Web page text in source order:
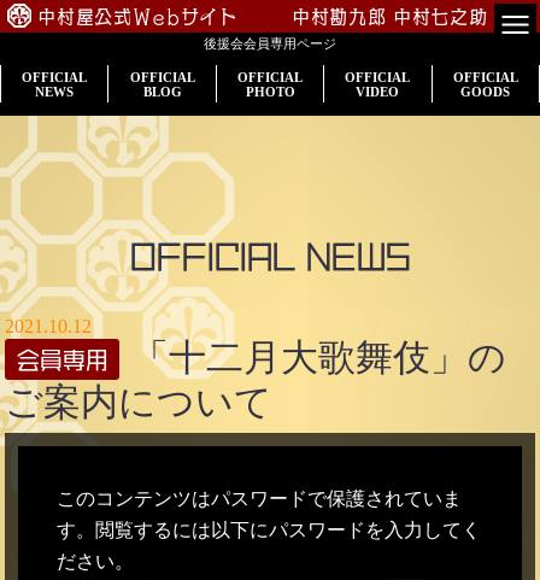
中村屋公式Webサイト 中村勘九郎 中村七之助
会員専用
公演案内
出演情報
入会のご案内
プロフィール
中村屋一門
後援会会員専用ページ
OFFICIAL
NEWS
OFFICIAL
BLOG
OFFICIAL
PHOTO
OFFICIAL
VIDEO
OFFICIAL
GOODS
OFFICIAL NEWS
2021.10.12
「十二月大歌舞伎」の
ご案内について
このコンテンツはパスワードで保護されていま
す。閲覧するには以下にパスワードを入力してく
ださい。